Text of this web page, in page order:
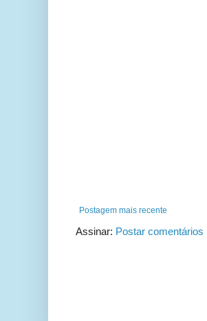
Postagem mais recente
Assinar: Postar comentários